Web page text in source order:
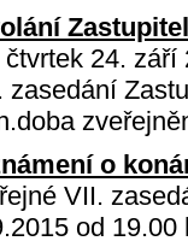
čtvrtek 24. září
zasedání
o
VII.
od